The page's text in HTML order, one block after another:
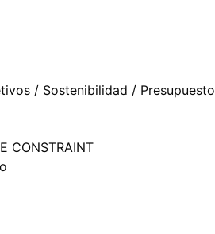
/ Sostenibilidad / Presupuesto
CONSTRAINT